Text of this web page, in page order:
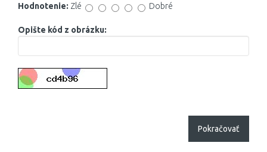
Hodnotenie: Zlé Dobré
Opište kód z obrázku:
Pokračovať